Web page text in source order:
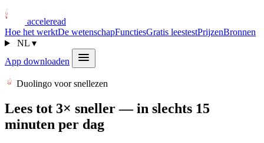
acceleread
Hoe het werktDe wetenschapFunctiesGratis leestestPrijzenBronnen
NL ▾
App downloaden
Duolingo voor snellezen
Lees tot 3× sneller — in slechts 15
minuten per dag